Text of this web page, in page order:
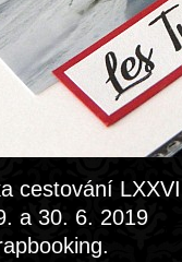
cestování
a 30. 6. 2019